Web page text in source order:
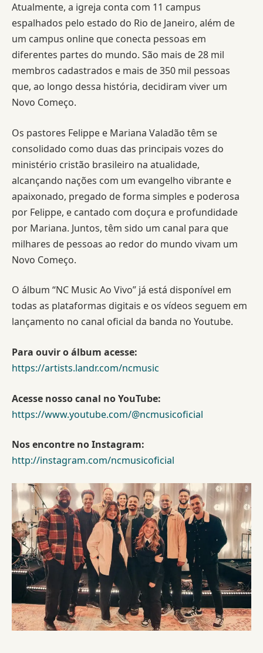
Atualmente, a igreja conta com 11 campus
espalhados pelo estado do Rio de Janeiro, além de
um campus online que conecta pessoas em
diferentes partes do mundo. São mais de 28 mil
membros cadastrados e mais de 350 mil pessoas
que, ao longo dessa história, decidiram viver um
Novo Começo.
Os pastores Felippe e Mariana Valadão têm se
consolidado como duas das principais vozes do
ministério cristão brasileiro na atualidade,
alcançando nações com um evangelho vibrante e
apaixonado, pregado de forma simples e poderosa
por Felippe, e cantado com doçura e profundidade
por Mariana. Juntos, têm sido um canal para que
milhares de pessoas ao redor do mundo vivam um
Novo Começo.
O álbum “NC Music Ao Vivo” já está disponível em
todas as plataformas digitais e os vídeos seguem em
lançamento no canal oficial da banda no Youtube.
Para ouvir o álbum acesse:
https://artists.landr.com/ncmusic
Acesse nosso canal no YouTube:
https://www.youtube.com/@ncmusicoficial
Nos encontre no Instagram:
http://instagram.com/ncmusicoficial